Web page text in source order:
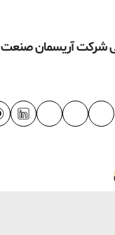
شرکت آریسمان صنعت